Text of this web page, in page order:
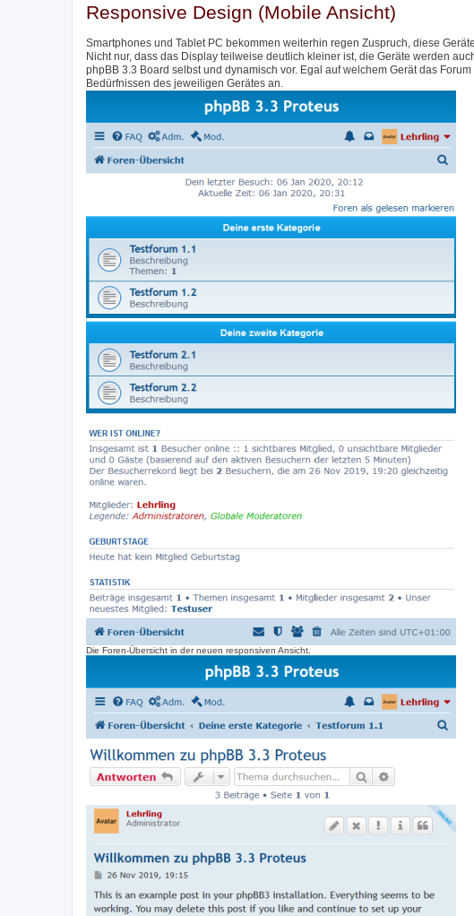
Responsive Design (Mobile Ansicht)
Smartphones und Tablet PC bekommen weiterhin regen Zuspruch, diese
Nicht nur, dass das Display teilweise deutlich kleiner ist, die Geräte werden
phpBB 3.3 Board selbst und dynamisch vor. Egal auf welchem Gerät das
Bedürfnissen des jeweiligen Gerätes an.
Die Foren-Übersicht in der neuen responsiven Ansicht.